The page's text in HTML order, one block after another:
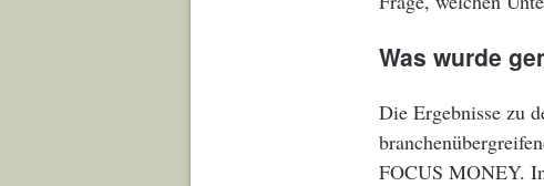
Was wurde
Die Ergebnisse zu
FOCUS MONEY.